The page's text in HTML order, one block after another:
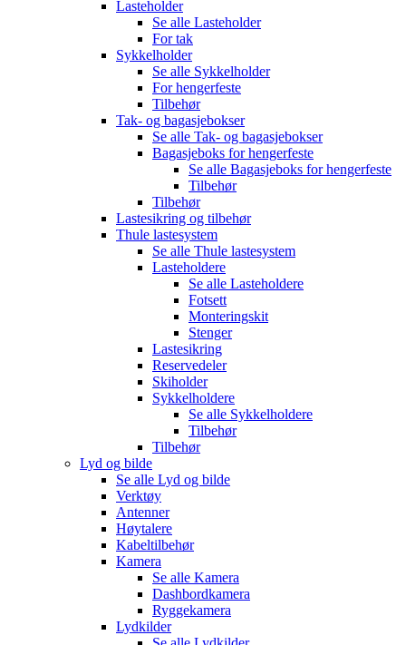
Lasteholder
Se alle Lasteholder
For tak
Sykkelholder
Se alle Sykkelholder
For hengerfeste
Tilbehør
Tak- og bagasjebokser
Se alle Tak- og bagasjebokser
Bagasjeboks for hengerfeste
Se alle Bagasjeboks for hengerfeste
Tilbehør
Tilbehør
Lastesikring og tilbehør
Thule lastesystem
Se alle Thule lastesystem
Lasteholdere
Se alle Lasteholdere
Fotsett
Monteringskit
Stenger
Lastesikring
Reservedeler
Skiholder
Sykkelholdere
Se alle Sykkelholdere
Tilbehør
Tilbehør
Lyd og bilde
Se alle Lyd og bilde
Verktøy
Antenner
Høytalere
Kabeltilbehør
Kamera
Se alle Kamera
Dashbordkamera
Ryggekamera
Lydkilder